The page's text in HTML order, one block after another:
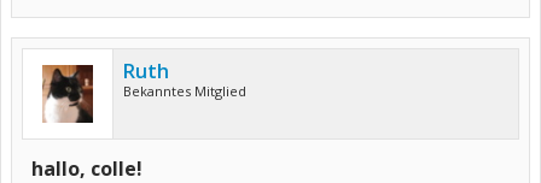
Ruth
Bekanntes Mitglied
hallo, colle!